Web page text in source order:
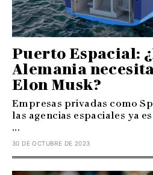
Puerto Espacial:
Alemania
Elon Musk?
Empresas privadas como
las agencias espaciales ya
...
30 DE OCTUBRE DE 2023